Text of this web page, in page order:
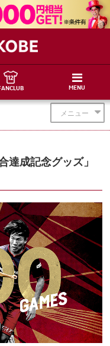
MENU
メニュー
達成記念グッズ」